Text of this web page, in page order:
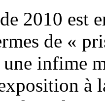
2010 est
de «
une infime
à